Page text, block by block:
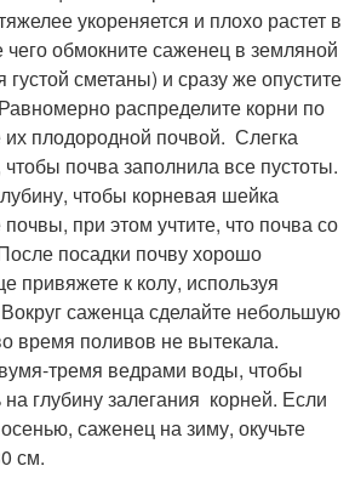
укореняется и плохо растет в
обмокните саженец в земляной
сметаны) и сразу же опустите
распределите корни по
их плодородной почвой. Слегка
почва заполнила все пустоты.
чтобы корневая шейка
при этом учтите, что почва со
посадки почву хорошо
привяжете к колу, используя
саженца сделайте небольшую
время поливов не вытекала.
тремя ведрами воды, чтобы
глубину залегания корней. Если
саженец на зиму, окучьте
см.